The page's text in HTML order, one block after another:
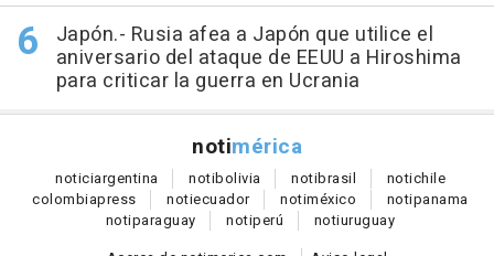
Japón.- Rusia afea a Japón que utilice el
aniversario del ataque de EEUU a Hiroshima
para criticar la guerra en Ucrania
notimérica
noticiargentina notibolivia notibrasil notichile
colombiapress notiecuador notiméxico notipanama
notiparaguay notiperú notiuruguay